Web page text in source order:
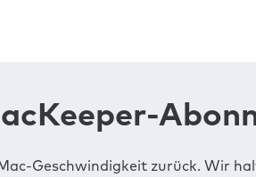
Geschwindigkeit zurück. Wir